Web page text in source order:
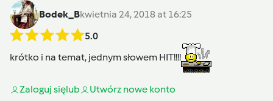
Bodek_Bkwietnia 24, 2018 at 16:25
5.0
krótko i na temat, jednym słowem HIT!!!!
Zaloguj sięlub Utwórz nowe konto